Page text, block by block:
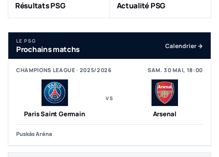
Résultats PSG Actualité PSG
LE PSG
Prochains matchs Calendrier →
CHAMPIONS LEAGUE · 2025/2026 SAM. 30 MAI, 18:00
Paris Saint Germain Arsenal
VS
Puskás Aréna